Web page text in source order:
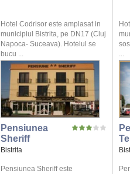
Hotel Codrisor este amplasat in
municipiul Bistrita, pe DN17 (Cluj
Napoca- Suceava). Hotelul se
bucu ...
...
Pensiunea
Sheriff
Bistrita
Pensiunea Sheriff este